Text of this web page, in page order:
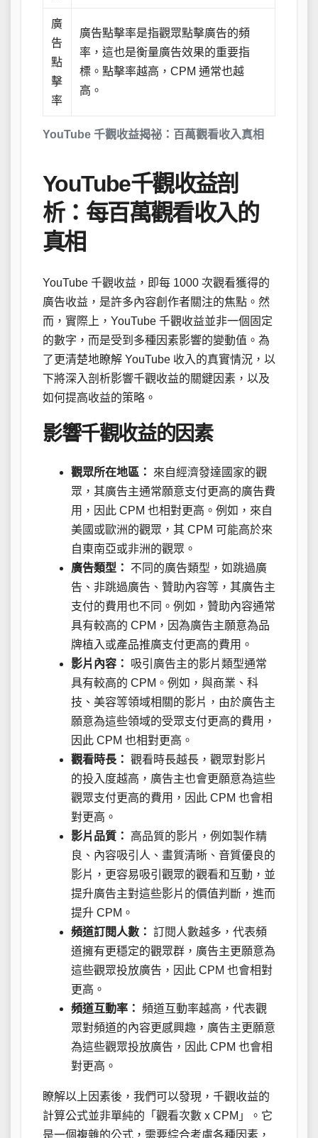
YouTube 千觀收益揭祕：百萬觀看收入真相
廣
告
點
擊
率
廣告點擊率是指觀眾點擊廣告的頻
率，這也是衡量廣告效果的重要指
標。點擊率越高，CPM 通常也越
高。
YouTube千觀收益剖
析：每百萬觀看收入的
真相
YouTube 千觀收益，即每 1000 次觀看獲得的
廣告收益，是許多內容創作者關注的焦點。然
而，實際上，YouTube 千觀收益並非一個固定
的數字，而是受到多種因素影響的變動值。為
了更清楚地瞭解 YouTube 收入的真實情況，以
下將深入剖析影響千觀收益的關鍵因素，以及
如何提高收益的策略。
影響千觀收益的因素
觀眾所在地區：
來自經濟發達國家的觀
眾，其廣告主通常願意支付更高的廣告費
用，因此 CPM 也相對更高。例如，來自
美國或歐洲的觀眾，其 CPM 可能高於來
自東南亞或非洲的觀眾。
廣告類型：
不同的廣告類型，如跳過廣
告、非跳過廣告、贊助內容等，其廣告主
支付的費用也不同。例如，贊助內容通常
具有較高的 CPM，因為廣告主願意為品
牌植入或產品推廣支付更高的費用。
影片內容：
吸引廣告主的影片類型通常
具有較高的 CPM。例如，與商業、科
技、美容等領域相關的影片，由於廣告主
願意為這些領域的受眾支付更高的費用，
因此 CPM 也相對更高。
觀看時長： 觀看時長越長，觀眾對影片
的投入度越高，廣告主也會更願意為這些
觀眾支付更高的費用，因此 CPM 也會相
對更高。
影片品質：
高品質的影片，例如製作精
良、內容吸引人、畫質清晰、音質優良的
影片，更容易吸引觀眾的觀看和互動，並
提升廣告主對這些影片的價值判斷，進而
提升 CPM。
頻道訂閱人數： 訂閱人數越多，代表頻
道擁有更穩定的觀眾群，廣告主更願意為
這些觀眾投放廣告，因此 CPM 也會相對
更高。
頻道互動率： 頻道互動率越高，代表觀
眾對頻道的內容更感興趣，廣告主更願意
為這些觀眾投放廣告，因此 CPM 也會相
對更高。
瞭解以上因素後，我們可以發現，千觀收益的
計算公式並非單純的「觀看次數 x CPM」。它
是一個複雜的公式，需要綜合考慮各種因素，